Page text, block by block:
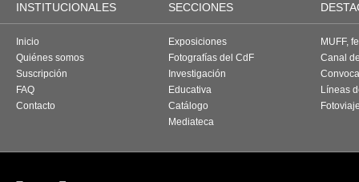
INSTITUCIONALES SECCIONES
Inicio
Quiénes somos
Suscripción
FAQ
Contacto
Exposiciones
Fotografías del CdF
Investigación
Educativa
Catálogo
Mediateca
MUFF,
Canal
Líneas